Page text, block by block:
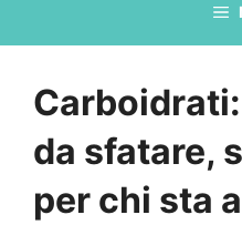
da sfatare,
per chi sta